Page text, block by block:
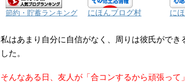
節約・貯蓄ランキング にほんブログ村 に
私はあまり自分に自信がなく、周りは彼氏ができ
した。
そんなある日、友人が「合コンするから頑張って